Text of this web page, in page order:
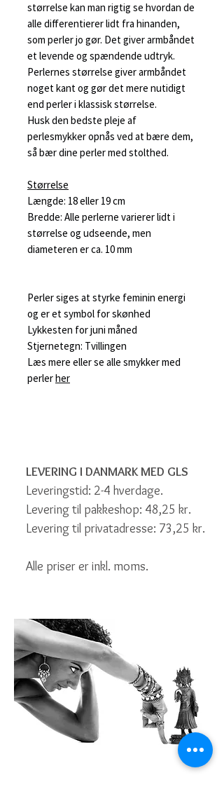
størrelse kan man rigtig se hvordan de
alle differentierer lidt fra hinanden,
som perler jo gør. Det giver armbåndet
et levende og spændende udtryk.
Perlernes størrelse giver armbåndet
noget kant og gør det mere nutidigt
end perler i klassisk størrelse.
Husk den bedste pleje af
perlesmykker opnås ved at bære dem,
så bær dine perler med stolthed.
Størrelse
Længde: 18 eller 19 cm
Bredde: Alle perlerne varierer lidt i
størrelse og udseende, men
diameteren er ca. 10 mm
Perler siges at styrke feminin energi
og er et symbol for skønhed
Lykkesten for juni måned
Stjernetegn: Tvillingen
Læs mere eller se alle smykker med
perlerher
LEVERING I DANMARK MED GLS
Leveringstid: 2-4 hverdage.
Levering til pakkeshop: 48,25 kr.
Levering til privatadresse: 73,25 kr.
Alle priser er inkl. moms.